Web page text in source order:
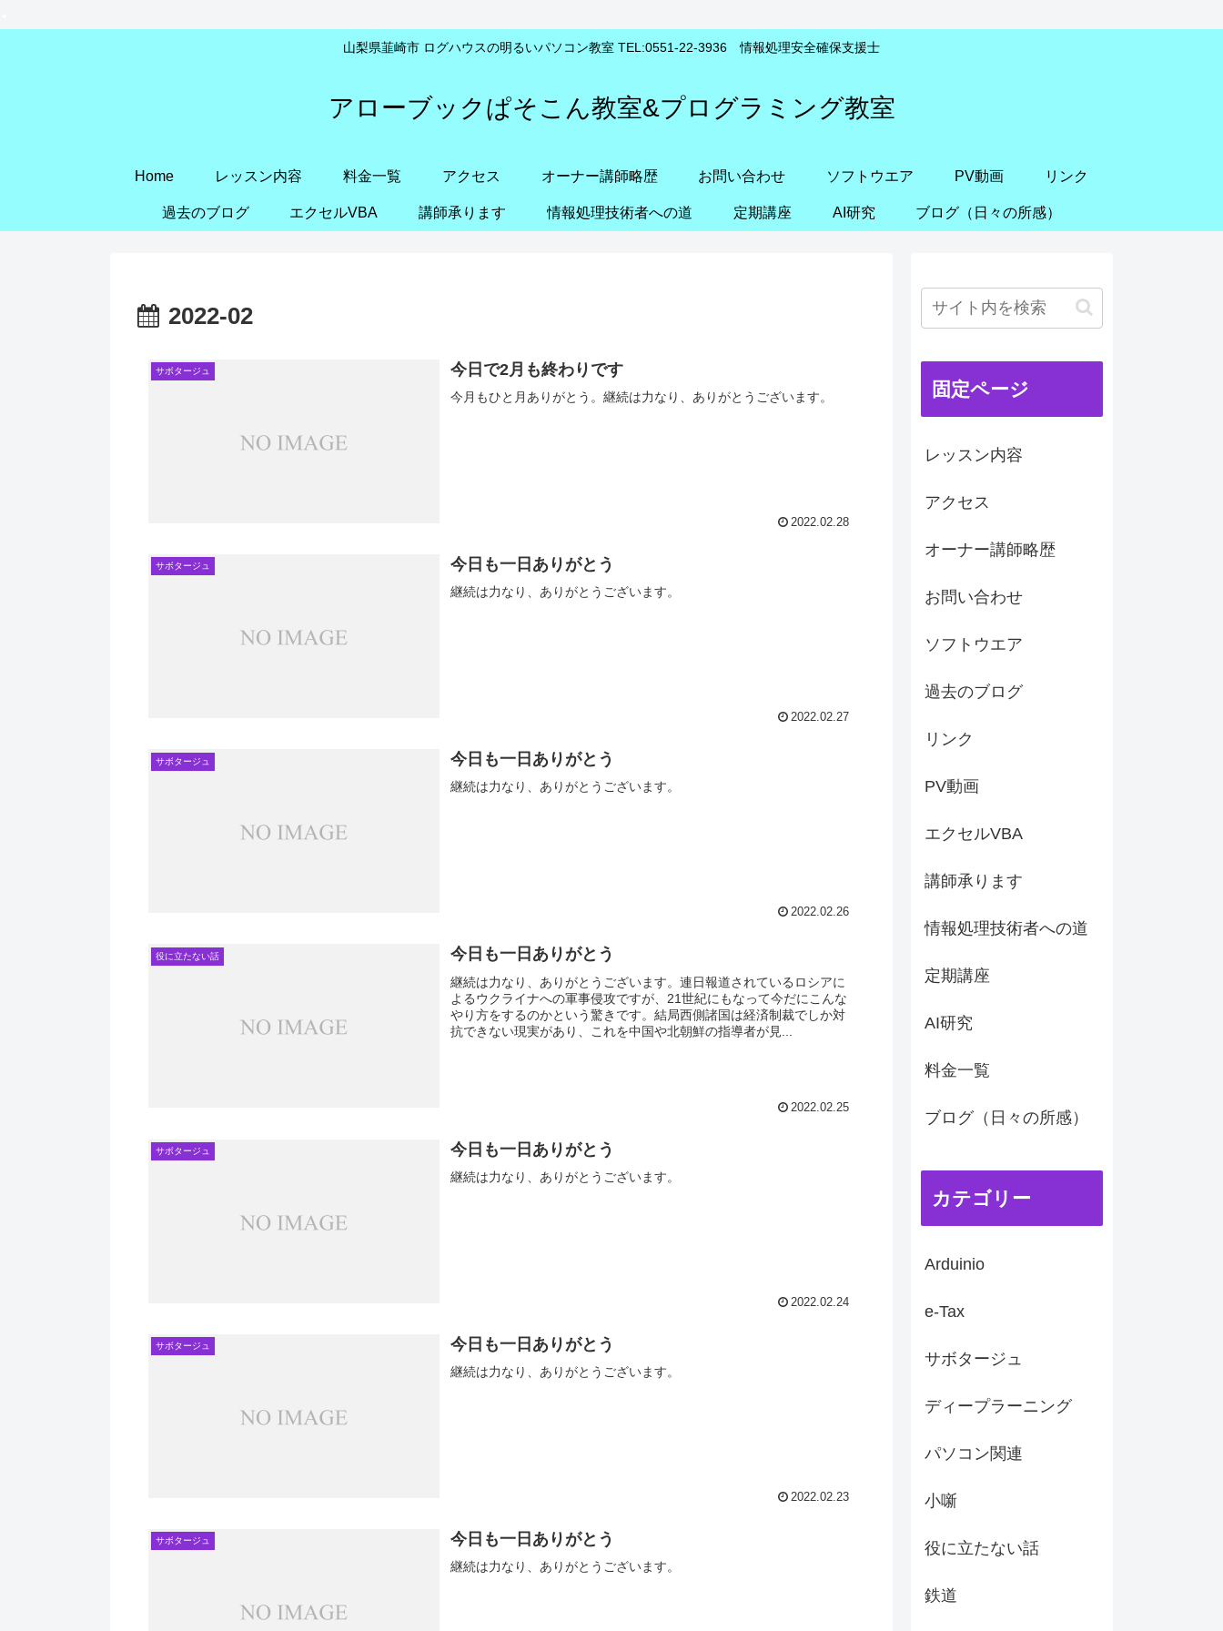
山梨県韮崎市 ログハウスの明るいパソコン教室 TEL:0551-22-3936 情報処理安全確保支援士
アローブックぱそこん教室&プログラミング教室
Home レッスン内容 料金一覧 アクセス オーナー講師略歴 お問い合わせ ソフトウエア PV動画 リンク
過去のブログ エクセルVBA 講師承ります 情報処理技術者への道 定期講座 AI研究 ブログ（日々の所感）
2022-02
サボタージュ 今日で2月も終わりです
今月もひと月ありがとう。継続は力なり、ありがとうございます。
2022.02.28
サボタージュ 今日も一日ありがとう
継続は力なり、ありがとうございます。
2022.02.27
サボタージュ 今日も一日ありがとう
継続は力なり、ありがとうございます。
2022.02.26
役に立たない話 今日も一日ありがとう
継続は力なり、ありがとうございます。連日報道されているロシアに
よるウクライナへの軍事侵攻ですが、21世紀にもなって今だにこんな
やり方をするのかという驚きです。結局西側諸国は経済制裁でしか対
抗できない現実があり、これを中国や北朝鮮の指導者が見...
2022.02.25
サボタージュ 今日も一日ありがとう
継続は力なり、ありがとうございます。
2022.02.24
サボタージュ 今日も一日ありがとう
継続は力なり、ありがとうございます。
2022.02.23
サボタージュ 今日も一日ありがとう
継続は力なり、ありがとうございます。
固定ページ
レッスン内容
アクセス
オーナー講師略歴
お問い合わせ
ソフトウエア
過去のブログ
リンク
PV動画
エクセルVBA
講師承ります
情報処理技術者への道
定期講座
AI研究
料金一覧
ブログ（日々の所感）
カテゴリー
Arduinio
e-Tax
サボタージュ
ディープラーニング
パソコン関連
小噺
役に立たない話
鉄道